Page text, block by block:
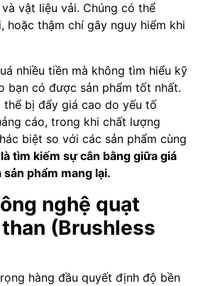
vật liệu vải. Chúng có thể
hoặc thậm chí gây nguy hiểm khi
nhiều tiền mà không tìm hiểu kỹ
bạn có được sản phẩm tốt nhất.
thể bị đẩy giá cao do yếu tố
cáo, trong khi chất lượng
biệt so với các sản phẩm cùng
tìm kiếm sự cân bằng giữa giá
phẩm mang lại.
nghệ quạt
(Brushless
hàng đầu quyết định độ bền